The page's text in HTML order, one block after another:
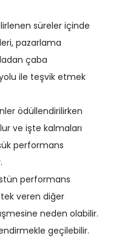
süreler içinde
pazarlama
çaba
ile teşvik etmek
ödüllendirilirken
ve işte kalmaları
performans
performans
veren diğer
neden olabilir.
geçilebilir.